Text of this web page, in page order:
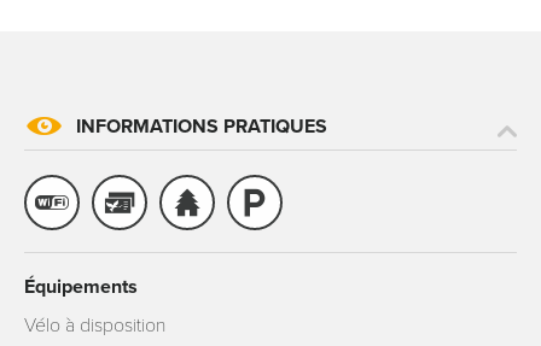
INFORMATIONS PRATIQUES
Équipements
Vélo à disposition